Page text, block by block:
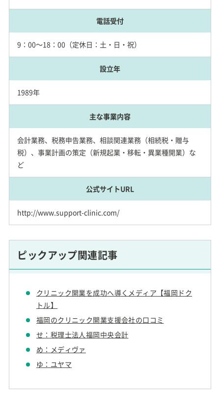
電話受付
9：00～18：00（定休日：土・日・祝）
設立年
1989年
主な事業内容
会計業務、税務申告業務、相談関連業務（相続税・贈与
税）、事業計画の策定（新規起業・移転・異業種開業）な
ど
公式サイトURL
http://www.support-clinic.com/
ピックアップ関連記事
クリニック開業を成功へ導くメディア【福岡ドク
トル】
福岡のクリニック開業支援会社の口コミ
せ：税理士法人福岡中央会計
め：メディヴァ
ゆ：ユヤマ